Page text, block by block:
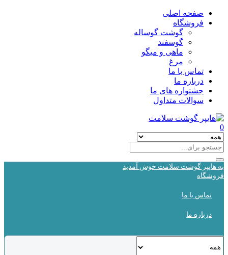
صفحه اصلی
فروشگاه
گوشت گوساله
گوسفند
ماهی و میگو
مرغ
تماس با ما
درباره ما
جشنواره های ما
سوالات متداول
به هایپر گوشت سلامت خوش آمدید
فروشگاه
تماس با ما
درباره ما